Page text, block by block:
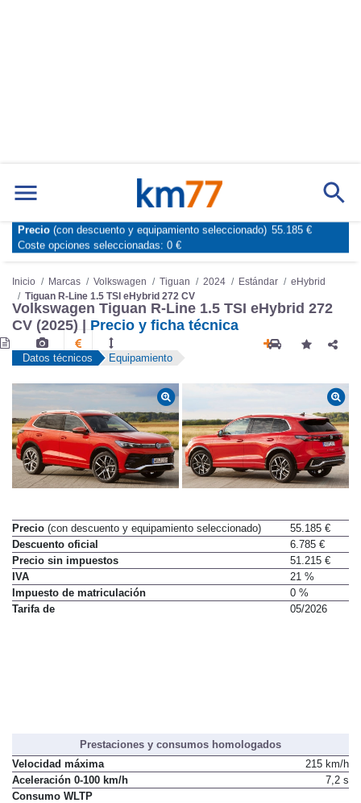
Marcas Comparador de coches
Inicio Marcas Volkswagen Tiguan 2024 Estándar
eHybrid
Tiguan R-Line 1.5 TSI eHybrid 272 CV
Volkswagen Tiguan R-Line 1.5 TSI eHybrid 272
CV (2025) | Precio y ficha técnica
Datos técnicos Equipamiento
Precio (con descuento y equipamiento seleccionado)
55.185 €
Descuento oficial
6.785 €
Precio sin impuestos
51.215 €
IVA
21 %
Impuesto de matriculación
0 %
Tarifa de
05/2026
Prestaciones y consumos homologados
Velocidad máxima
215 km/h
Aceleración 0-100 km/h
7,2 s
Consumo WLTP
Precio (con descuento y equipamiento seleccionado) 55.185 €
Coste opciones seleccionadas: 0 €